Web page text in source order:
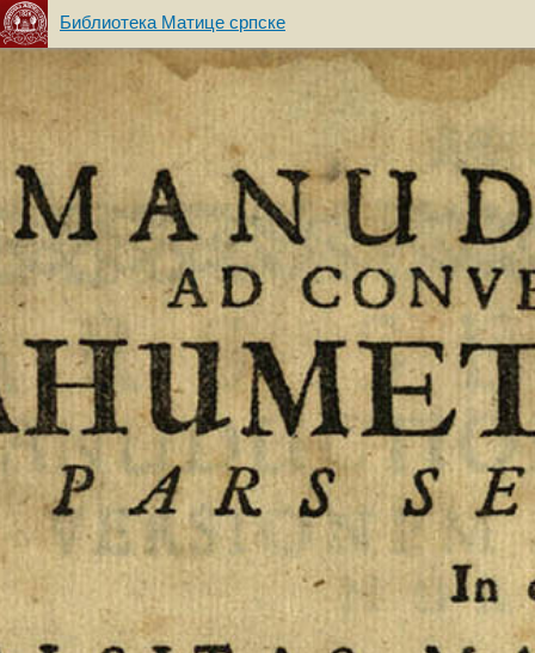
Библиотека Матице српске